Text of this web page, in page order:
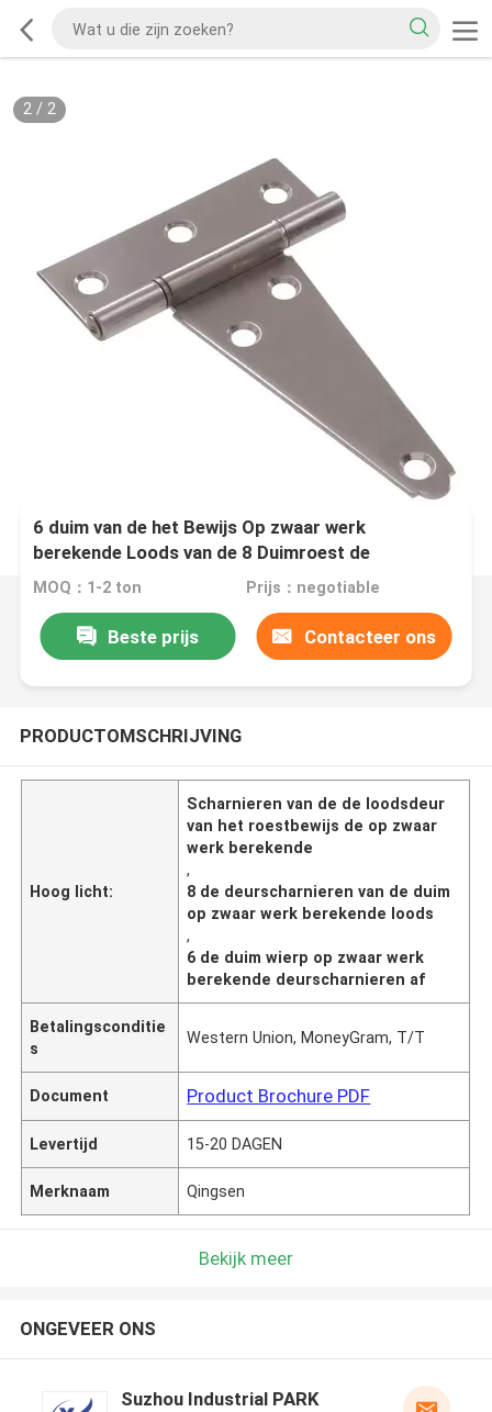
2/ 2
6 duim van de het Bewijs Op zwaar werk
berekende Loods van de 8 Duimroest de
Deurscharnieren
MOQ：1-2 ton Prijs：negotiable
Beste prijs Contacteer ons
PRODUCTOMSCHRIJVING
Hoog licht:
Scharnieren van de de loodsdeur
van het roestbewijs de op zwaar
werk berekende
,
8 de deurscharnieren van de duim
op zwaar werk berekende loods
,
6 de duim wierp op zwaar werk
berekende deurscharnieren af
Betalingsconditie
s
Western Union, MoneyGram, T/T
Document Product Brochure PDF
Levertijd 15-20 DAGEN
Merknaam Qingsen
Bekijk meer
ONGEVEER ONS
Suzhou Industrial PARK